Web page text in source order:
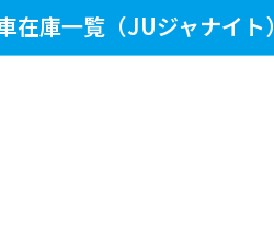
在庫一覧（JUジャナイト）